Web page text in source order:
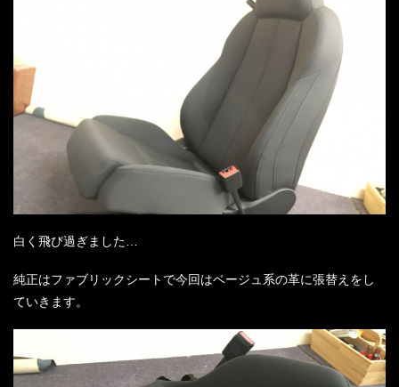
白く飛び過ぎました…
純正はファブリックシートで今回はベージュ系の革に張替えをし
ていきます。